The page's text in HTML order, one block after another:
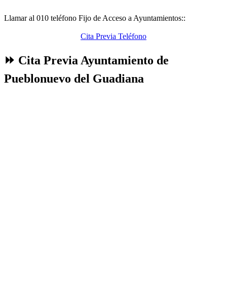
Llamar al 010 teléfono Fijo de Acceso a Ayuntamientos::
Cita Previa Teléfono
⏩ Cita Previa Ayuntamiento de
Pueblonuevo del Guadiana